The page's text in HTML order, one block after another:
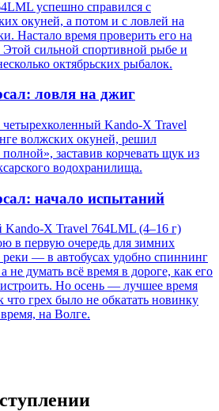
успешно справился с
окуней, а потом и с ловлей на
Настало время проверить его на
сильной спортивной рыбе и
октябрьских рыбалок.
ловля на джиг
Kando-X Travel
волжских окуней, решил
полной», заставив корчевать щук из
водохранилища.
начало испытаний
Kando-X Travel 764LML (4–16 г)
в первую очередь для зимних
— в автобусах удобно спиннинг
не думать всё время в дороге, как его
Но осень — лучшее время
что грех было не обкатать новинку
на Волге.